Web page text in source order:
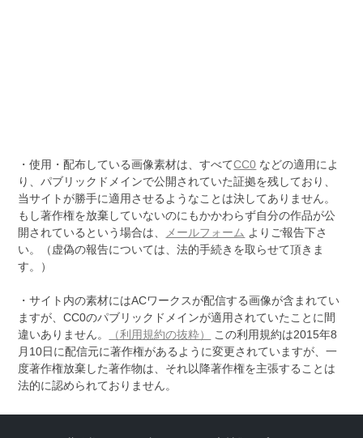
・使用・配布している画像素材は、すべてCC0 などの適用によ
り、パブリックドメインで公開されていた証拠を残しており、
当サイトが勝手に適用させるようなことは決してありません。
もし著作権を放棄していないのにもかかわらず自分の作品が公
開されているという場合は、
メールフォーム よりご報告下さ
い。（虚偽の報告については、法的手続きを取らせて頂きま
す。）
・サイト内の素材にはACワークスが配信する画像が含まれてい
ますが、CC0のパブリックドメインが適用されていたことに間
違いありません。
（利用規約の抜粋）
この利用規約は2015年8
月10日に配信元に著作権があるように変更されていますが、一
度著作権放棄した著作物は、それ以降著作権を主張することは
法的に認められておりません。